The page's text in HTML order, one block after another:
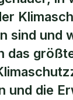
sind und
das
und die